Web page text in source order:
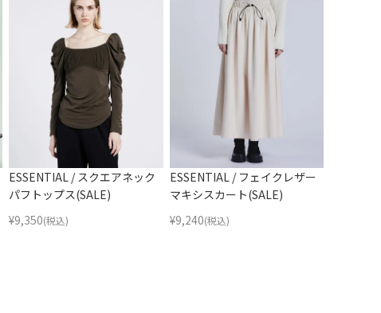
ESSENTIAL / スクエアネック
パフトップス(SALE)
¥9,350(税込)
ESSENTIAL / フェイクレザー
マキシスカート(SALE)
¥9,240(税込)